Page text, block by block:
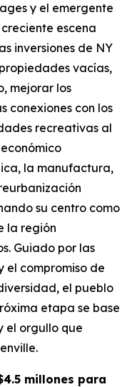
y el emergente
escena
inversiones de NY
vacías,
mejorar los
conexiones con los
recreativas al
la manufactura,
su centro como
la región
Guiado por las
el compromiso de
el pueblo
etapa se base
el orgullo que
millones para